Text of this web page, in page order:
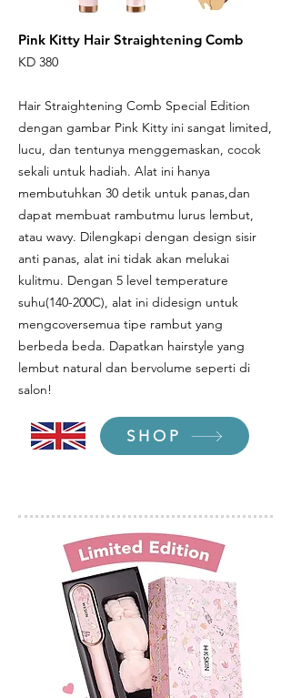
Pink Kitty Hair Straightening Comb
KD 380
Hair Straightening Comb Special Edition
dengan gambar Pink Kitty ini sangat limited,
lucu, dan tentunya menggemaskan, cocok
sekali untuk hadiah. Alat ini hanya
membutuhkan 30 detik untuk panas,dan
dapat membuat rambutmu lurus lembut,
atau wavy. Dilengkapi dengan design sisir
anti panas, alat ini tidak akan melukai
kulitmu. Dengan 5 level temperature
suhu(140-200C), alat ini didesign untuk
mengcoversemua tipe rambut yang
berbeda beda. Dapatkan hairstyle yang
lembut natural dan bervolume seperti di
salon!
SHOP